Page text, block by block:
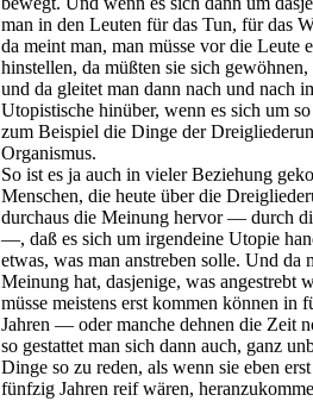
man in den Leuten für das Tun, für das
da meint man, man müsse vor die Leute
hinstellen, da müßten sie sich gewöhnen,
und da gleitet man dann nach und nach
Utopistische hinüber, wenn es sich um
zum Beispiel die Dinge der
Organismus.
So ist es ja auch in vieler Beziehung
Menschen, die heute über die
durchaus die Meinung hervor — durch
—, daß es sich um irgendeine Uto­pie
etwas, was man anstreben solle. Und da
Meinung hat, dasjenige, was angestrebt
müsse meistens erst kommen können in
Jahren — oder manche dehnen die Zeit
so gestattet man sich dann auch, ganz
Dinge so zu reden, als wenn sie eben
fünfzig Jahren reif wären,